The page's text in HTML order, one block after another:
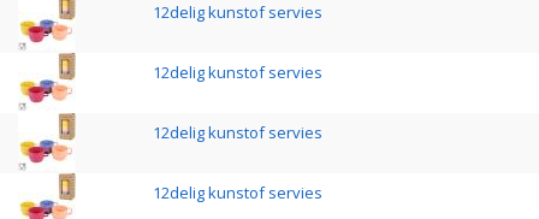
12delig kunstof servies
12delig kunstof servies
12delig kunstof servies
12delig kunstof servies